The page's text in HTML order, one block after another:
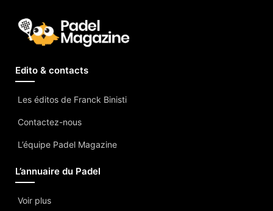
Edito & contacts
Les éditos de Franck Binisti
Contactez-nous
L’équipe Padel Magazine
L’annuaire du Padel
Voir plus